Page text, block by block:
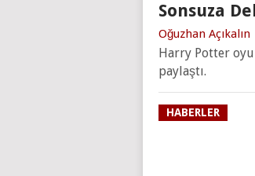
Sonsuza
Oğuzhan Açıkalın
Harry Potter
paylaştı.
HABERLER